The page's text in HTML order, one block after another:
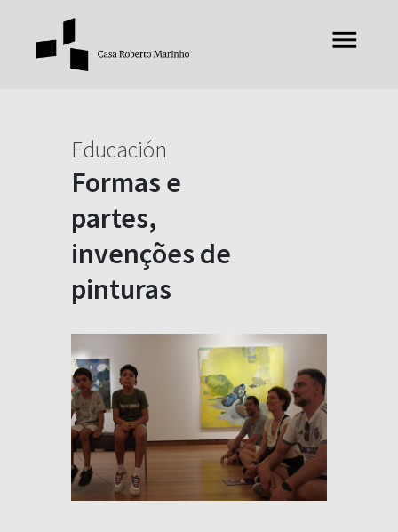
Educación
Formas e
partes,
invenções de
pinturas